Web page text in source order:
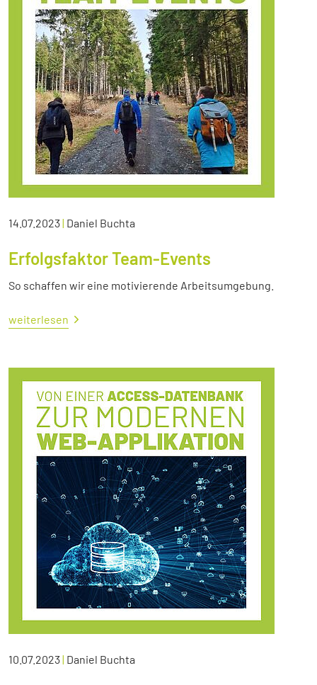
14.07.2023| Daniel Buchta
Erfolgsfaktor Team-Events
So schaffen wir eine motivierende Arbeitsumgebung.
weiterlesen
10.07.2023| Daniel Buchta